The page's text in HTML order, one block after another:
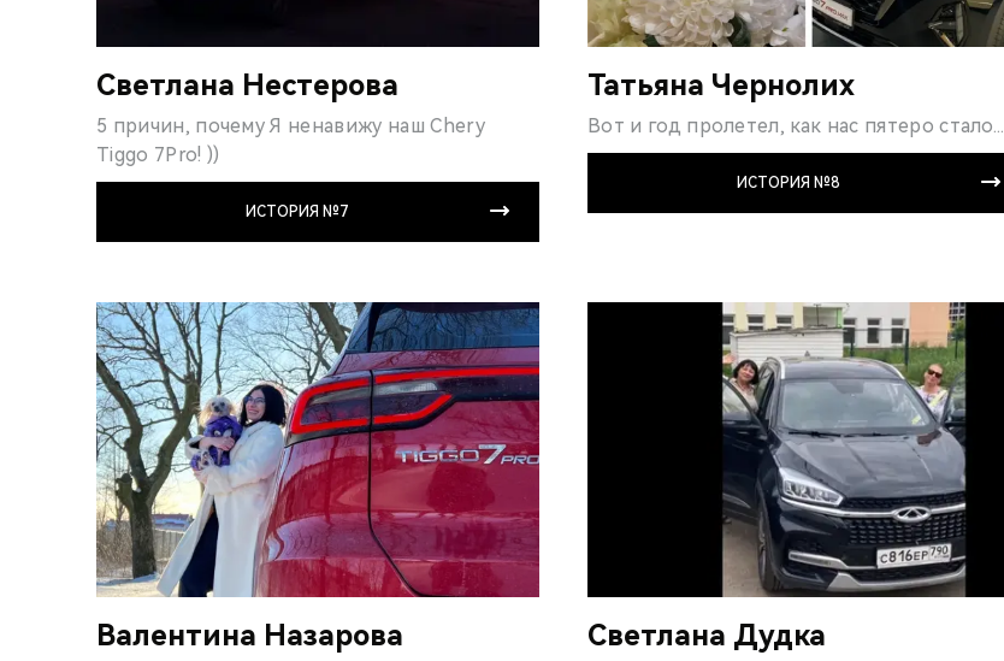
Светлана Нестерова
5 причин, почему Я ненавижу наш Chery
Tiggo 7Pro! ))
ИСТОРИЯ №7
Татьяна Чернолих
Вот и год пролетел, как нас пятеро стало...
ИСТОРИЯ №8
Валентина Назарова Светлана Дудка